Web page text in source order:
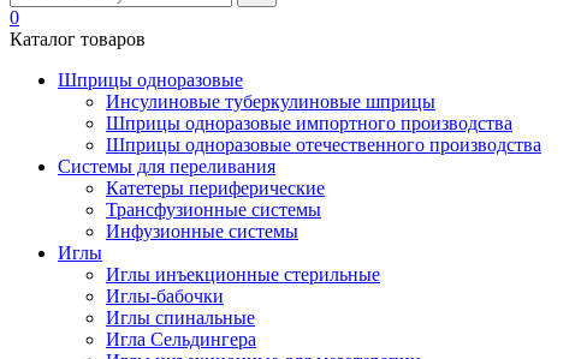
0
Каталог товаров
Шприцы одноразовые
Инсулиновые туберкулиновые шприцы
Шприцы одноразовые импортного производства
Шприцы одноразовые отечественного производства
Системы для переливания
Катетеры периферические
Трансфузионные системы
Инфузионные системы
Иглы
Иглы инъекционные стерильные
Иглы-бабочки
Иглы спинальные
Игла Сельдингера